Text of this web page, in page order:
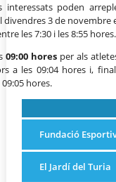
interessats poden
divendres 3 de
les 7:30 i les 8:55 hores.
09:00 horesper als
a les 09:04 hores i,
hores.
Fundació
El Jardí del Turia